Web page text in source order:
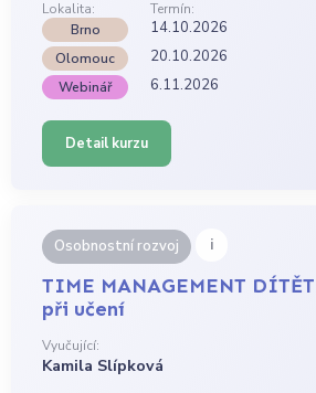
Lokalita:
Termín:
Brno
14.10.2026
Olomouc 20.10.2026
Webinář 6.11.2026
Detail kurzu
Osobnostní rozvoj i
TIME MANAGEMENT
při učení
Vyučující:
Kamila Slípková